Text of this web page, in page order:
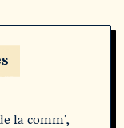
la comm’,